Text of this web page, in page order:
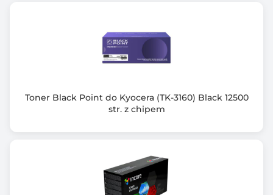
Toner Black Point do Kyocera (TK-3160) Black 12500
str. z chipem